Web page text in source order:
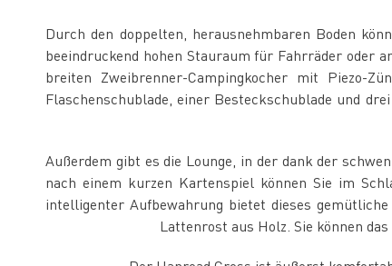
Durch den doppelten, herausnehmbaren Boden
beeindruckend hohen Stauraum für Fahrräder oder
breiten Zweibrenner-Campingkocher mit Piezo-
Flaschenschublade, einer Besteckschublade und
Außerdem gibt es die Lounge, in der dank der
nach einem kurzen Kartenspiel können Sie im
intelligenter Aufbewahrung bietet dieses
Lattenrost aus Holz. Sie können